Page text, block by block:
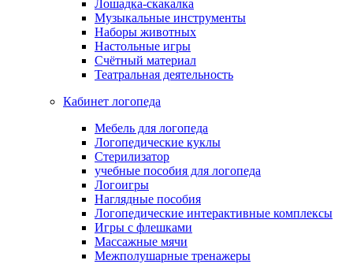
Лошадка-скакалка
Музыкальные инструменты
Наборы животных
Настольные игры
Счётный материал
Театральная деятельность
Кабинет логопеда
Мебель для логопеда
Логопедические куклы
Стерилизатор
учебные пособия для логопеда
Логоигры
Наглядные пособия
Логопедические интерактивные комплексы
Игры с флешками
Массажные мячи
Межполушарные тренажеры